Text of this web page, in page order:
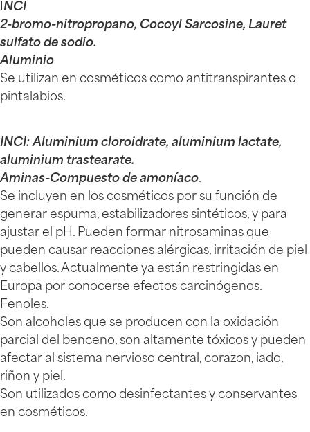
NCI
2-bromo-nitropropano, Cocoyl Sarcosine, Lauret
sulfato de sodio.
Aluminio
Se utilizan en cosméticos como antitranspirantes o
pintalabios.
INCI: Aluminium cloroidrate, aluminium lactate,
aluminium trastearate.
Aminas-Compuesto de amoníaco.
Se incluyen en los cosméticos por su función de
generar espuma, estabilizadores sintéticos, y para
ajustar el pH. Pueden formar nitrosaminas que
pueden causar reacciones alérgicas, irritación de piel
y cabellos. Actualmente ya están restringidas en
Europa por conocerse efectos carcinógenos.
Fenoles.
Son alcoholes que se producen con la oxidación
parcial del benceno, son altamente tóxicos y pueden
afectar al sistema nervioso central, corazon, iado,
riñon y piel.
Son utilizados como desinfectantes y conservantes
en cosméticos.